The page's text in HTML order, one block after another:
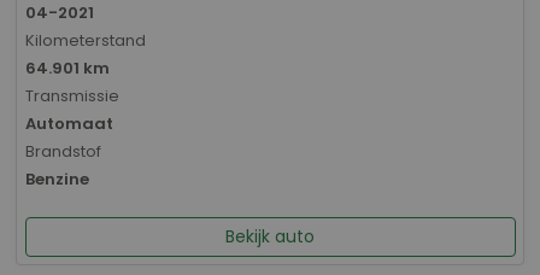
04-2021
Kilometerstand
64.901 km
Transmissie
Automaat
Brandstof
Benzine
Bekijk auto